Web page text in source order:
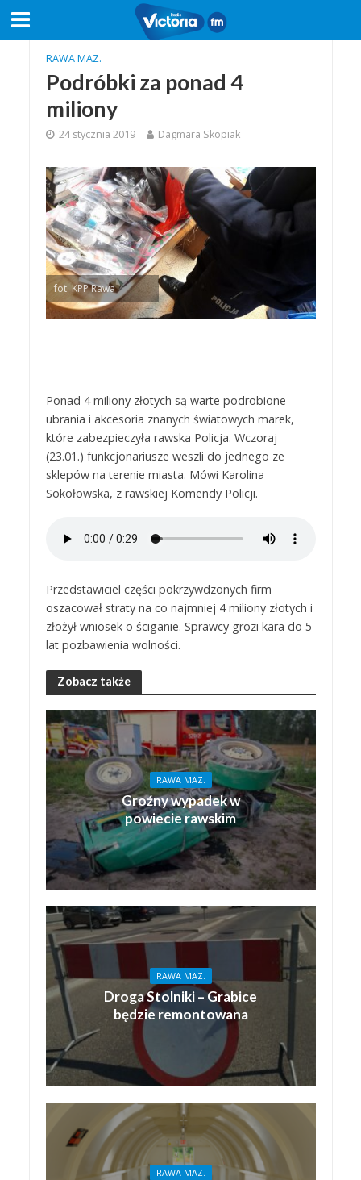
RAWA MAZ.
Podróbki za ponad 4
miliony
24 stycznia 2019 Dagmara Skopiak
fot. KPP Rawa
Ponad 4 miliony złotych są warte podrobione
ubrania i akcesoria znanych światowych marek,
które zabezpieczyła rawska Policja. Wczoraj
(23.01.) funkcjonariusze weszli do jednego ze
sklepów na terenie miasta. Mówi Karolina
Sokołowska, z rawskiej Komendy Policji.
Przedstawiciel części pokrzywdzonych firm
oszacował straty na co najmniej 4 miliony złotych i
złożył wniosek o ściganie. Sprawcy grozi kara do 5
lat pozbawienia wolności.
Zobacz także
RAWA MAZ.
Groźny wypadek w
powiecie rawskim
RAWA MAZ.
Droga Stolniki – Grabice
będzie remontowana
RAWA MAZ.